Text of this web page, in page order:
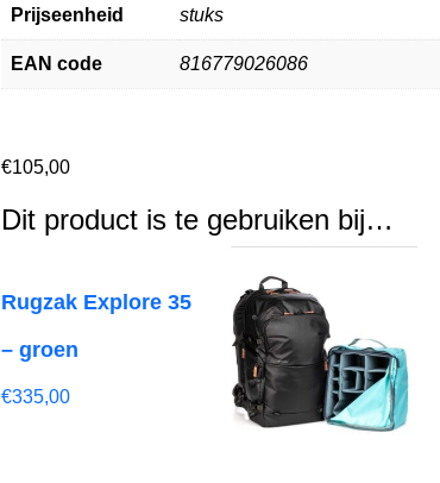
Prijseenheid stuks
EAN code 816779026086
€105,00
Dit product is te gebruiken bij…
Rugzak Explore 35
– groen
€335,00